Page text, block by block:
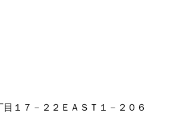
１７－２２ＥＡＳＴ１－２０６